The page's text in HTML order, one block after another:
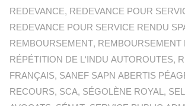
REDEVANCE, REDEVANCE POUR
REDEVANCE POUR SERVICE RENDU
REMBOURSEMENT, REMBOURSEMENT
RÉPÉTITION DE L'INDU AUTOROUTES,
FRANÇAIS, SANEF SAPN ABERTIS
RECOURS, SCA, SÉGOLÈNE ROYAL,